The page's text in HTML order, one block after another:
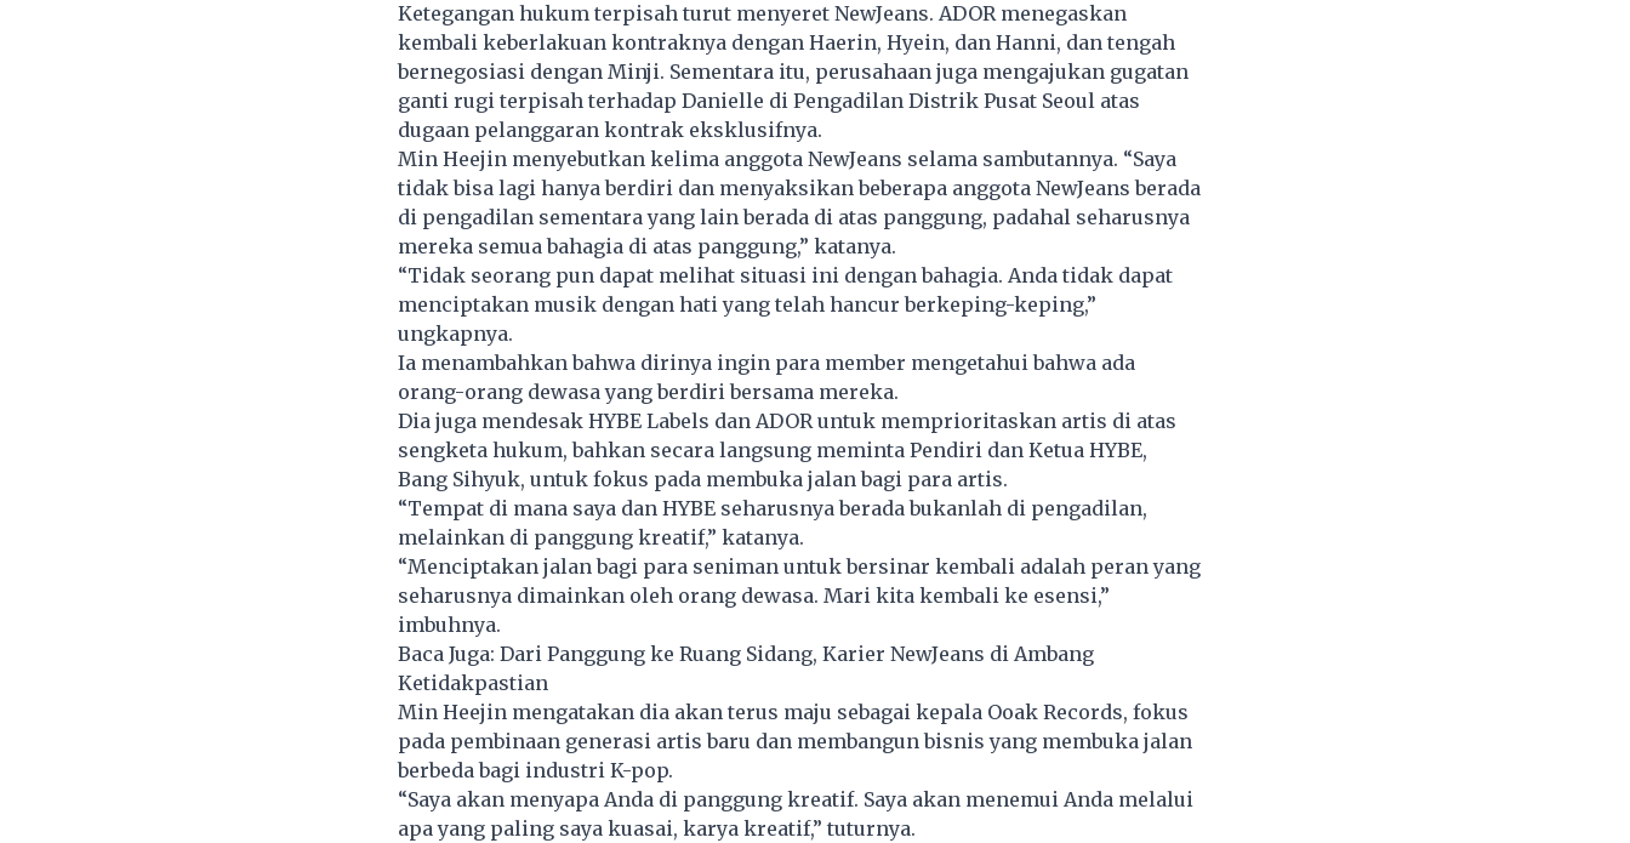
Ketegangan hukum terpisah turut menyeret NewJeans. ADOR menegaskan
kembali keberlakuan kontraknya dengan Haerin, Hyein, dan Hanni, dan tengah
bernegosiasi dengan Minji. Sementara itu, perusahaan juga mengajukan gugatan
ganti rugi terpisah terhadap Danielle di Pengadilan Distrik Pusat Seoul atas
dugaan pelanggaran kontrak eksklusifnya.
Min Heejin menyebutkan kelima anggota NewJeans selama sambutannya. “Saya
tidak bisa lagi hanya berdiri dan menyaksikan beberapa anggota NewJeans berada
di pengadilan sementara yang lain berada di atas panggung, padahal seharusnya
mereka semua bahagia di atas panggung,” katanya.
“Tidak seorang pun dapat melihat situasi ini dengan bahagia. Anda tidak dapat
menciptakan musik dengan hati yang telah hancur berkeping-keping,”
ungkapnya.
Ia menambahkan bahwa dirinya ingin para member mengetahui bahwa ada
orang-orang dewasa yang berdiri bersama mereka.
Dia juga mendesak HYBE Labels dan ADOR untuk memprioritaskan artis di atas
sengketa hukum, bahkan secara langsung meminta Pendiri dan Ketua HYBE,
Bang Sihyuk, untuk fokus pada membuka jalan bagi para artis.
“Tempat di mana saya dan HYBE seharusnya berada bukanlah di pengadilan,
melainkan di panggung kreatif,” katanya.
“Menciptakan jalan bagi para seniman untuk bersinar kembali adalah peran yang
seharusnya dimainkan oleh orang dewasa. Mari kita kembali ke esensi,”
imbuhnya.
Baca Juga: Dari Panggung ke Ruang Sidang, Karier NewJeans di Ambang
Ketidakpastian
Min Heejin mengatakan dia akan terus maju sebagai kepala Ooak Records, fokus
pada pembinaan generasi artis baru dan membangun bisnis yang membuka jalan
berbeda bagi industri K-pop.
“Saya akan menyapa Anda di panggung kreatif. Saya akan menemui Anda melalui
apa yang paling saya kuasai, karya kreatif,” tuturnya.